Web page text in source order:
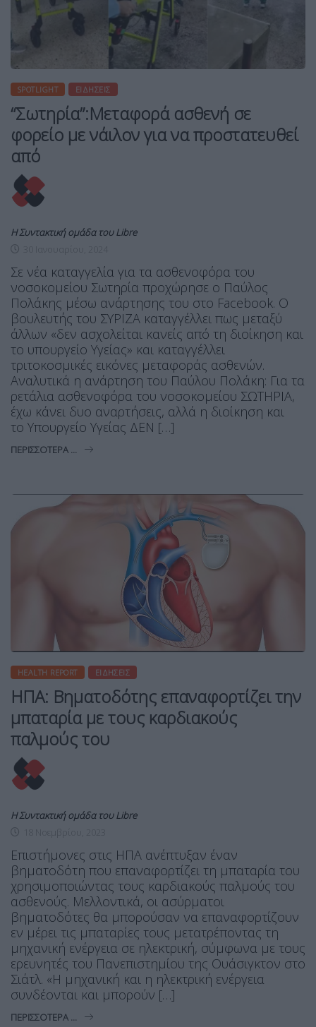
SPOTLIGHT ΕΙΔΉΣΕΙΣ
“Σωτηρία”:Μεταφορά ασθενή σε
φορείο με νάιλον για να προστατευθεί
από
Η Συντακτική ομάδα του Libre
Σε νέα καταγγελία για τα ασθενοφόρα του
νοσοκομείου Σωτηρία προχώρησε ο Παύλος
Πολάκης μέσω ανάρτησης του στο Facebook. Ο
βουλευτής του ΣΥΡΙΖΑ καταγγέλλει πως μεταξύ
άλλων «δεν ασχολείται κανείς από τη διοίκηση και
το υπουργείο Υγείας» και καταγγέλλει
τριτοκοσμικές εικόνες μεταφοράς ασθενών.
Αναλυτικά η ανάρτηση του Παύλου Πολάκη: Για τα
ρετάλια ασθενοφόρα του νοσοκομείου ΣΩΤΗΡΙΑ,
έχω κάνει δυο αναρτήσεις, αλλά η διοίκηση και
το Υπουργείο Υγείας ΔΕΝ […]
ΠΕΡΙΣΣΌΤΕΡΑ ...
HEALTH REPORT ΕΙΔΉΣΕΙΣ
ΗΠΑ: Βηματοδότης επαναφορτίζει την
μπαταρία με τους καρδιακούς
παλμούς του
Η Συντακτική ομάδα του Libre
Επιστήμονες στις ΗΠΑ ανέπτυξαν έναν
βηματοδότη που επαναφορτίζει τη μπαταρία του
χρησιμοποιώντας τους καρδιακούς παλμούς του
ασθενούς. Μελλοντικά, οι ασύρματοι
βηματοδότες θα μπορούσαν να επαναφορτίζουν
εν μέρει τις μπαταρίες τους μετατρέποντας τη
μηχανική ενέργεια σε ηλεκτρική, σύμφωνα με τους
ερευνητές του Πανεπιστημίου της Ουάσιγκτον στο
Σιάτλ. «Η μηχανική και η ηλεκτρική ενέργεια
συνδέονται και μπορούν […]
ΠΕΡΙΣΣΌΤΕΡΑ ...